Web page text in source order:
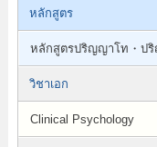
หลักสูตร
หลักสูตรปริญญาโท・ป
วิชาเอก
Clinical Psychology